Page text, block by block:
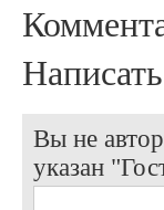
Вы не
указан